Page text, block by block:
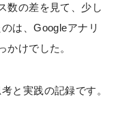
数の差を見て、少し
は、Googleアナリ
かけでした。
と実践の記録です。